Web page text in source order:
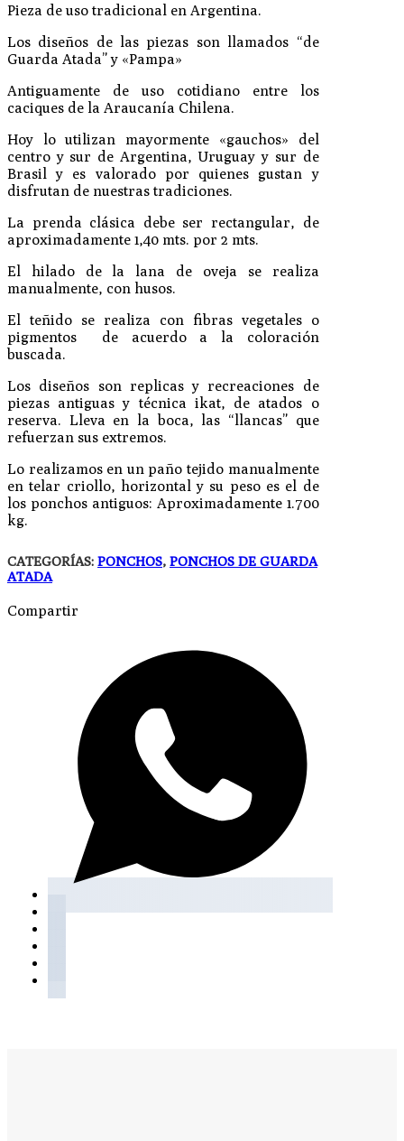
Pieza de uso tradicional en Argentina.
Los diseños de las piezas son llamados “de
Guarda Atada” y «Pampa»
Antiguamente de uso cotidiano entre los
caciques de la Araucanía Chilena.
Hoy lo utilizan mayormente «gauchos» del
centro y sur de Argentina, Uruguay y sur de
Brasil y es valorado por quienes gustan y
disfrutan de nuestras tradiciones.
La prenda clásica debe ser rectangular, de
aproximadamente 1,40 mts. por 2 mts.
El hilado de la lana de oveja se realiza
manualmente, con husos.
El teñido se realiza con fibras vegetales o
pigmentos de acuerdo a la coloración
buscada.
Los diseños son replicas y recreaciones de
piezas antiguas y técnica ikat, de atados o
reserva. Lleva en la boca, las “llancas” que
refuerzan sus extremos.
Lo realizamos en un paño tejido manualmente
en telar criollo, horizontal y su peso es el de
los ponchos antiguos: Aproximadamente 1.700
kg.
CATEGORÍAS: PONCHOS, PONCHOS DE GUARDA
ATADA
Compartir